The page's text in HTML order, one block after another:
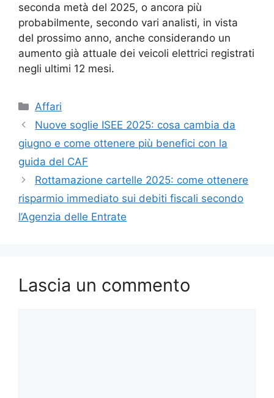
seconda metà del 2025, o ancora più
probabilmente, secondo vari analisti, in vista
del prossimo anno, anche considerando un
aumento già attuale dei veicoli elettrici registrati
negli ultimi 12 mesi.
Categorie
Affari
Nuove soglie ISEE 2025: cosa cambia da
giugno e come ottenere più benefici con la
guida del CAF
Rottamazione cartelle 2025: come ottenere
risparmio immediato sui debiti fiscali secondo
l’Agenzia delle Entrate
Lascia un commento